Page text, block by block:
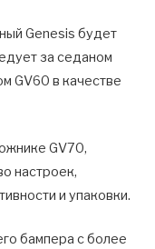
Genesis будет
за седаном
GV60 в качестве
GV70,
настроек,
и упаковки.
бампера с более